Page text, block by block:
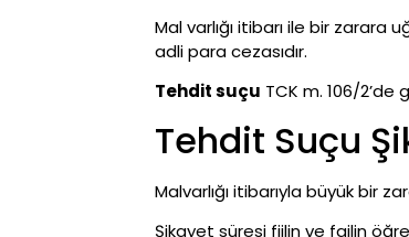
Mal varlığı itibarı ile bir
adli para cezasıdır.
Tehdit suçu TCK m. 106/2’de
Tehdit Suçu
Malvarlığı itibarıyla büyük bir
Şikayet süresi fiilin ve failin